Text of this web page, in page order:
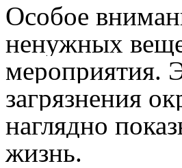
Особое
ненужных
мероприятия.
загрязнения
наглядно
жизнь.